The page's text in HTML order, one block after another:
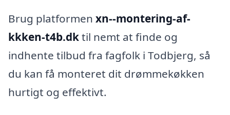
Brug platformen xn--montering-af-
kkken-t4b.dktil nemt at finde og
indhente tilbud fra fagfolk i Todbjerg, så
du kan få monteret dit drømmekøkken
hurtigt og effektivt.